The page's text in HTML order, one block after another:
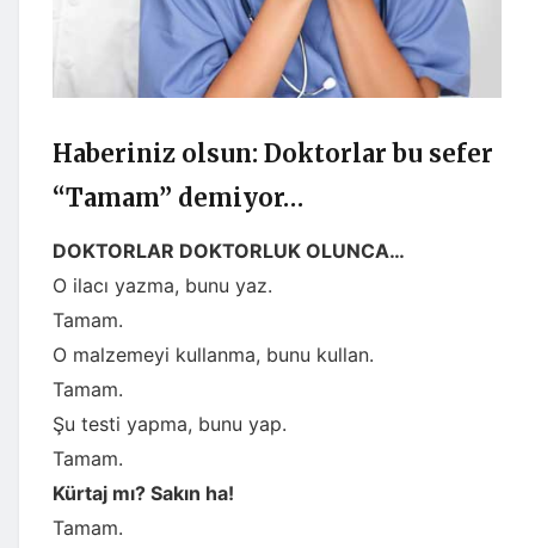
Haberiniz olsun: Doktorlar bu sefer
“Tamam” demiyor…
DOKTORLAR DOKTORLUK OLUNCA…
O ilacı yazma, bunu yaz.
Tamam.
O malzemeyi kullanma, bunu kullan.
Tamam.
Şu testi yapma, bunu yap.
Tamam.
Kürtaj mı? Sakın ha!
Tamam.